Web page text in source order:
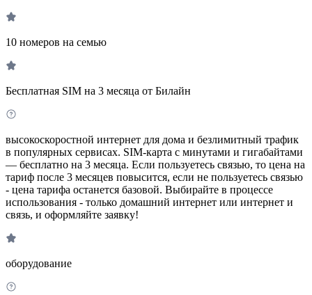
10 номеров на семью
Бесплатная SIM на 3 месяца от Билайн
высокоскоростной интернет для дома и безлимитный трафик
в популярных сервисах. SIM-карта с минутами и гигабайтами
— бесплатно на 3 месяца. Если пользуетесь связью, то цена на
тариф после 3 месяцев повысится, если не пользуетесь связью
- цена тарифа останется базовой. Выбирайте в процессе
использования - только домашний интернет или интернет и
связь, и оформляйте заявку!
оборудование